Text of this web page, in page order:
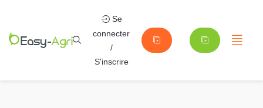
Se
connecter
/
S'inscrire